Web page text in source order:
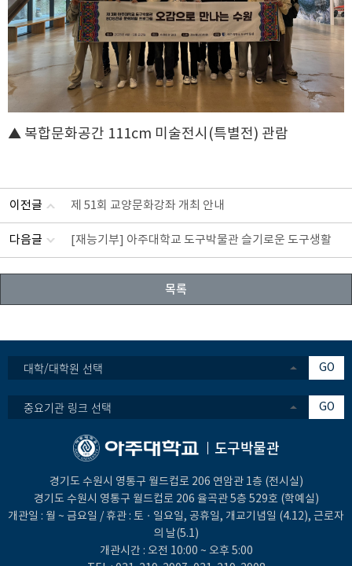
▲ 복합문화공간 111cm 미술전시(특별전) 관람
이전글 제 51회 교양문화강좌 개최 안내
다음글 [재능기부] 아주대학교 도구박물관 슬기로운 도구생활
목록
대학/대학원 선택 GO
중요기관 링크 선택 GO
도구박물관
경기도 수원시 영통구 월드컵로 206 연암관 1층 (전시실)
경기도 수원시 영통구 월드컵로 206 율곡관 5층 529호 (학예실)
개관일 : 월 ~ 금요일 / 휴관 : 토ㆍ일요일, 공휴일, 개교기념일 (4.12), 근로자
의 날(5.1)
개관시간 : 오전 10:00 ~ 오후 5:00